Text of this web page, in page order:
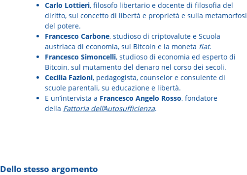
Carlo Lottieri, filosofo libertario e docente di filosofia del
diritto, sul concetto di libertà e proprietà e sulla metamorfosi
del potere.
Francesco Carbone, studioso di criptovalute e Scuola
austriaca di economia, sul Bitcoin e la moneta fiat.
Francesco Simoncelli, studioso di economia ed esperto di
Bitcoin, sul mutamento del denaro nel corso dei secoli.
Cecilia Fazioni, pedagogista, counselor e consulente di
scuole parentali, su educazione e libertà.
E un’intervista a Francesco Angelo Rosso, fondatore
della Fattoria dell’Autosufficienza.
Dello stesso argomento